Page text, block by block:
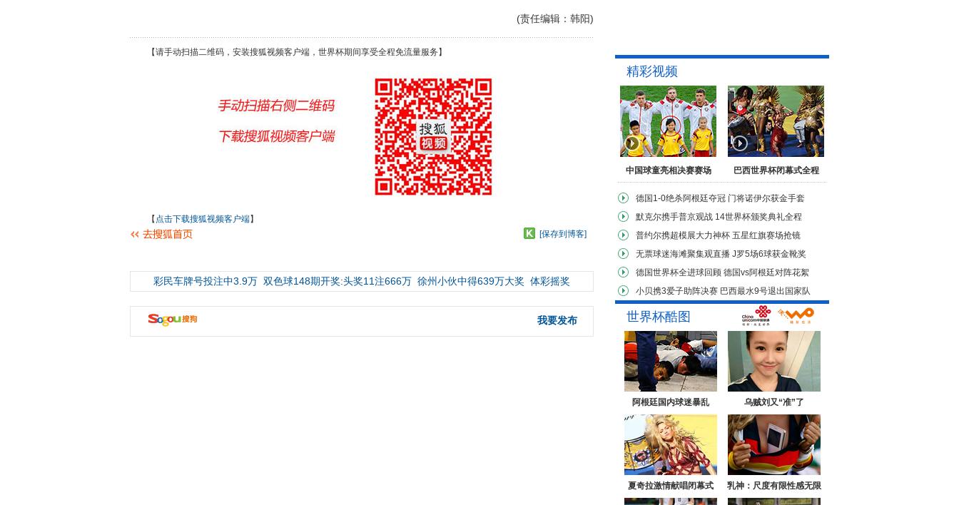
(责任编辑：韩阳)
【请手动扫描二维码，安装搜狐视频客户端，世界杯期间享受全程免流量服务】
【 点击下载搜狐视频客户端】
[保存到博客]
彩民车牌号投注中3.9万 双色球148期开奖:头奖11注666万 徐州小伙中得639万大奖 体彩摇奖
我要发布
精彩视频
中国球童亮相决赛赛场 巴西世界杯闭幕式全程
德国1-0绝杀阿根廷夺冠 门将诺伊尔获金手套
默克尔携手普京观战 14世界杯颁奖典礼全程
普约尔携超模展大力神杯 五星红旗赛场抢镜
无票球迷海滩聚集观直播 J罗5场6球获金靴奖
德国世界杯全进球回顾 德国vs阿根廷对阵花絮
小贝携3爱子助阵决赛 巴西最水9号退出国家队
世界杯酷图
阿根廷国内球迷暴乱 乌贼刘又“准”了
夏奇拉激情献唱闭幕式 乳神：尺度有限性感无限